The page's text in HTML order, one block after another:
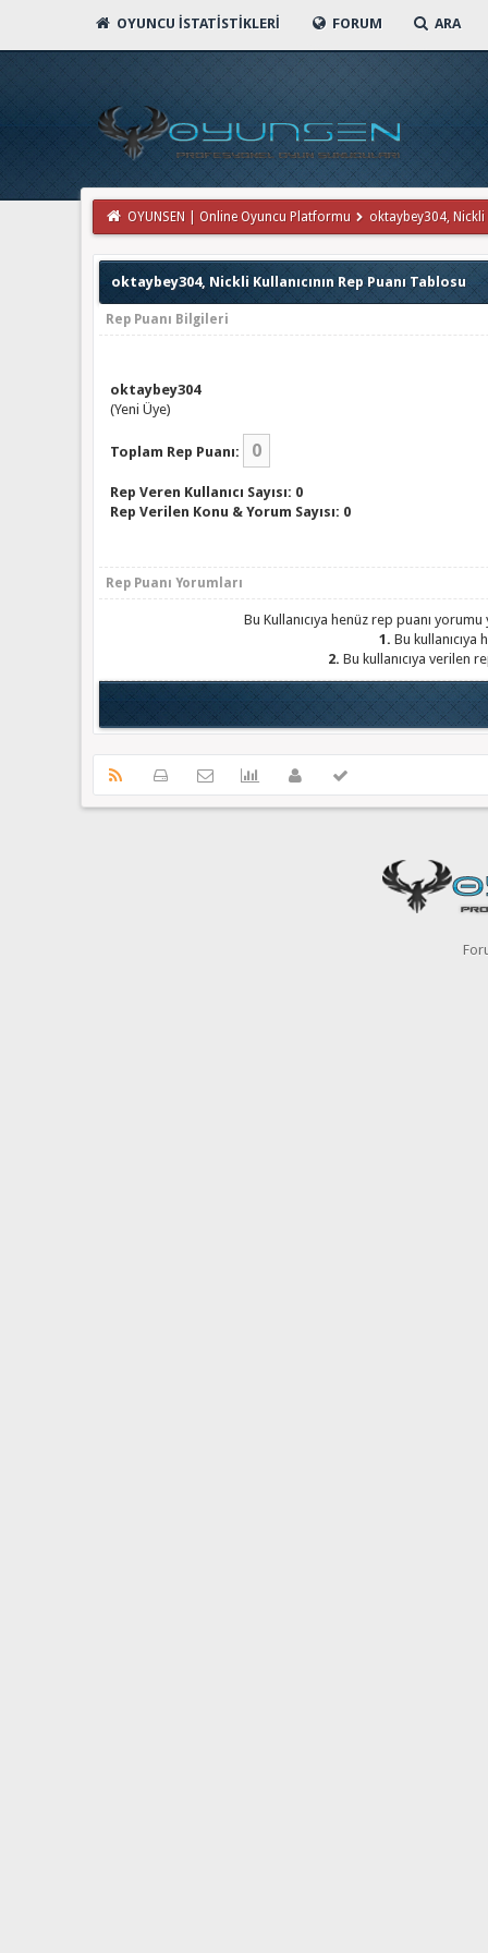
OYUNCU İSTATISTIKLERI FORUM ARA
OYUNSEN | Online Oyuncu Platformu oktaybey304, Nickli
oktaybey304, Nickli Kullanıcının Rep Puanı Tablosu
Rep Puanı Bilgileri
oktaybey304
(Yeni Üye)
Toplam Rep Puanı: 0
Rep Veren Kullanıcı Sayısı: 0
Rep Verilen Konu & Yorum Sayısı: 0
Rep Puanı Yorumları
Bu Kullanıcıya henüz rep puanı
1. Bu
2. Bu kullanıcıya verilen